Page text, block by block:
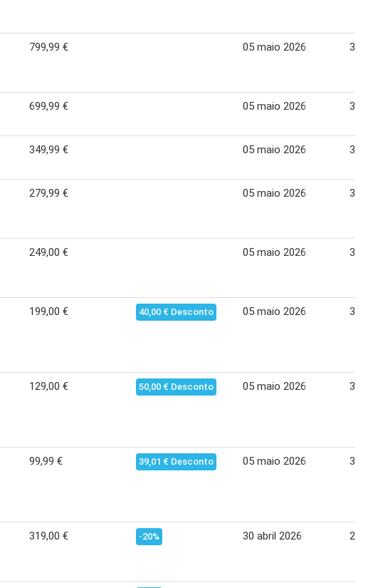
799,99 € 05 maio 2026 30
699,99 € 05 maio 2026 30
349,99 € 05 maio 2026 30
279,99 € 05 maio 2026 30
249,00 € 05 maio 2026 30
199,00 € 40,00 € Desconto 05 maio 2026 30
129,00 € 50,00 € Desconto 05 maio 2026 30
99,99 € 39,01 € Desconto 05 maio 2026 30
319,00 € -20% 30 abril 2026 26